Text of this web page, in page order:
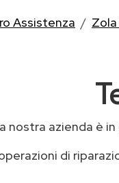
Assistenza
nostra azienda è
di